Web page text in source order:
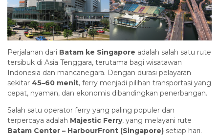
Perjalanan dari Batam ke Singapore adalah salah satu rute
tersibuk di Asia Tenggara, terutama bagi wisatawan
Indonesia dan mancanegara. Dengan durasi pelayaran
sekitar 45–60 menit, ferry menjadi pilihan transportasi yang
cepat, nyaman, dan ekonomis dibandingkan penerbangan.
Salah satu operator ferry yang paling populer dan
terpercaya adalah Majestic Ferry, yang melayani rute
Batam Center – HarbourFront (Singapore) setiap hari.